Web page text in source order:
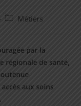
PostMétiers
par la
régionale de santé,
aux soins